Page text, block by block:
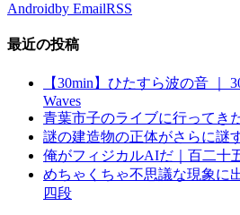
Androidby EmailRSS
最近の投稿
【30min】ひたすら波の音 ｜
Waves
青葉市子のライブに行ってき
謎の建造物の正体がさらに謎
俺がフィジカルAIだ｜百二十
めちゃくちゃ不思議な現象に
四段